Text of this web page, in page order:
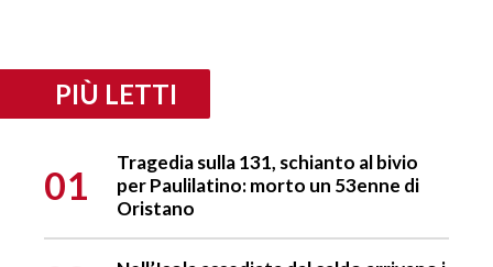
PIÙ LETTI
01
Tragedia sulla 131, schianto al bivio
per Paulilatino: morto un 53enne di
Oristano